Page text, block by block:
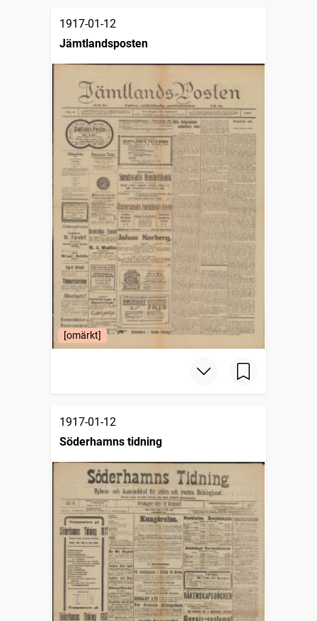
1917-01-12
Jämtlandsposten
[omärkt]
1917-01-12
Söderhamns tidning